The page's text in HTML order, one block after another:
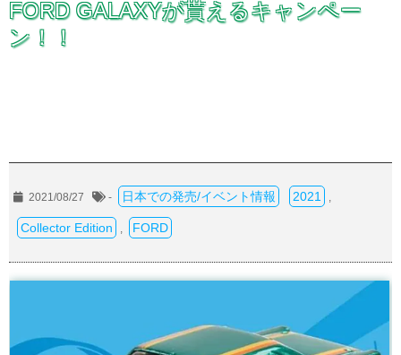
FORD GALAXYが貰えるキャンペー
ン！！
2021/08/27 - 日本での発売/イベント情報 2021
Collector Edition FORD